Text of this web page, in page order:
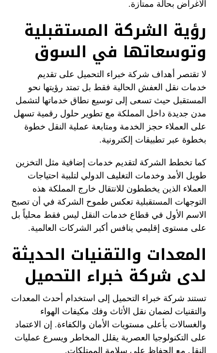
الأغراض بحالة ممتازة.
رؤية الشركة المستقبلية
وتوسعاتها في السوق
لا تقتصر أهداف شركة خبراء التحميل على تقديم
خدمات نقل العفش الحالية فقط بل تمتد رؤيتها نحو
المستقبل حيث تسعى إلى توسيع نطاق خدماتها لتشمل
مدن جديدة داخل المملكة مع تطوير حلول رقمية تسهل
على العملاء حجز الخدمة ومتابعة عملية النقل خطوة
بخطوة عبر تطبيقات إلكترونية.
كما تخطط الشركة لتقديم خدمات إضافية مثل التخزين
طويل الأمد وخدمات التغليف الدولي لتلبية احتياجات
العملاء الذين يخططون للانتقال خارج المملكة هذه
التوجهات المستقبلية تعكس طموح الشركة في أن تصبح
الاسم الأول في قطاع خدمات النقل ليس فقط محلياً بل
على مستوى إقليمي ينافس أكبر الشركات العالمية.
المعدات والتقنيات الحديثة
لدى شركة خبراء التحميل
تستند شركة خبراء التحميل إلى استخدام أحدث المعدات
والتقنيات لضمان نقل الأثاث وفك مكيفات الهواء
والغسالات بأعلى مستويات الأمان والكفاءة. إن الاعتماد
على التكنولوجيا العصرية يقلل المخاطر ويسرع عمليات
النقل مع الحفاظ على سلامة الممتلكات.